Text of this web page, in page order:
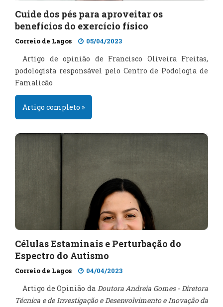
Cuide dos pés para aproveitar os
benefícios do exercício físico
Correio de Lagos 05/04/2023
Artigo de opinião de Francisco Oliveira Freitas,
podologista responsável pelo Centro de Podologia de
Famalicão
Artigo completo »
Células Estaminais e Perturbação do
Espectro do Autismo
Correio de Lagos 04/04/2023
Artigo de Opinião da Doutora Andreia Gomes - Diretora
Técnica e de Investigação e Desenvolvimento e Inovação da